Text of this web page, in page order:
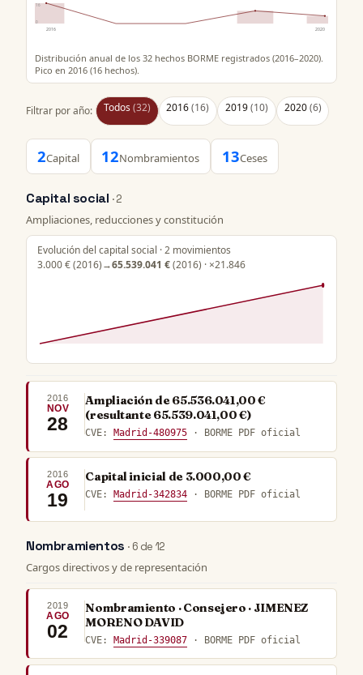
16
0
2016
2020
Distribución anual de los 32 hechos BORME registrados (2016–2020).
Pico en 2016 (16 hechos).
Filtrar por año: Todos (32) 2016(16) 2019(10) 2020(6)
2Capital 12Nombramientos 13Ceses
Capital social · 2
Ampliaciones, reducciones y constitución
Evolución del capital social · 2 movimientos
3.000 €(2016)→65.539.041 €(2016) · ×21.846
2016
NOV
28
Ampliación de 65.536.041,00 €
(resultante 65.539.041,00 €)
CVE: Madrid-480975 · BORME PDF oficial
2016
AGO
19
Capital inicial de 3.000,00 €
CVE:Madrid-342834 · BORME PDF oficial
Nombramientos · 6 de 12
Cargos directivos y de representación
2019
AGO
02
Nombramiento · Consejero · JIMENEZ
MORENO DAVID
CVE:Madrid-339087 · BORME PDF oficial